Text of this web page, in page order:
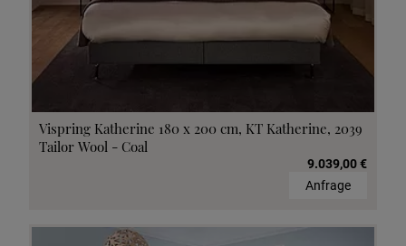
Vispring Katherine 180 x 200 cm, KT Katherine, 2039
Tailor Wool - Coal
9.039,00 €
Anfrage